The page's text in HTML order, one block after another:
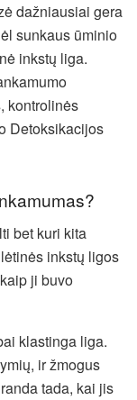
dažniausiai gera
sunkaus ūminio
inkstų liga.
kontrolinės
Detoksikacijos
bet kuri kita
inkstų ligos
ji buvo
klastinga liga.
ir žmogus
tada, kai jis